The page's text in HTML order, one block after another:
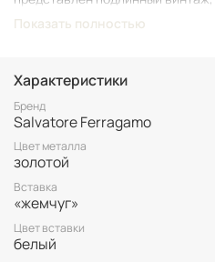
Все товары представлены в
возможна только после 100%
Неоплаченные заказы
Показать полностью
Характеристики
Бренд
Salvatore Ferragamo
Цвет металла
золотой
Вставка
«жемчуг»
Цвет вставки
белый